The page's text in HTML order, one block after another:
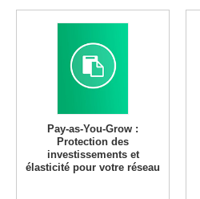
Pay-as-You-Grow :
Protection des
investissements et
élasticité pour votre réseau